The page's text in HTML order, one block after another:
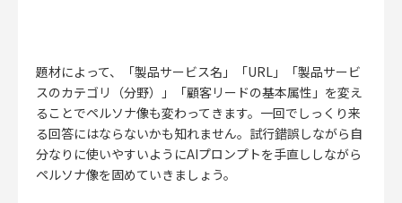
題材によって、「製品サービス名」「URL」「製品サービ
スのカテゴリ（分野）」「顧客リードの基本属性」を変え
ることでペルソナ像も変わってきます。一回でしっくり来
る回答にはならないかも知れません。試行錯誤しながら自
分なりに使いやすいようにAIプロンプトを手直ししながら
ペルソナ像を固めていきましょう。